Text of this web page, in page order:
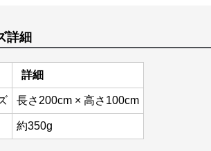
詳細
詳細
長さ200cm × 高さ100cm
約350g